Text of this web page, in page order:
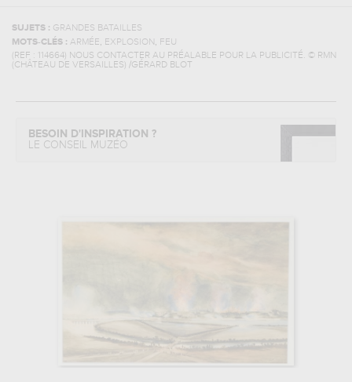
SUJETS : GRANDES BATAILLES
MOTS-CLÉS : ARMÉE, EXPLOSION , FEU
(REF :
114664) NOUS CONTACTER AU PRÉALABLE POUR LA PUBLICITÉ. © RMN
(CHÂTEAU DE VERSAILLES) /GÉRARD BLOT
BESOIN D'INSPIRATION ?
LE CONSEIL MUZÉO